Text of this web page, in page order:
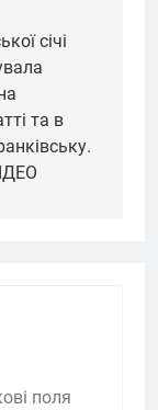
січі
та в
поля